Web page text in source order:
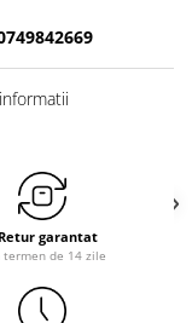
Retur garantat
termen de 14 zile